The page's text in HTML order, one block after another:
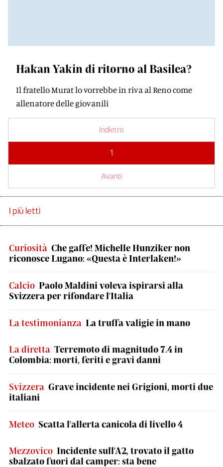
Hakan Yakin di ritorno al Basilea?
Il fratello Murat lo vorrebbe in riva al Reno come
allenatore delle giovanili
Indietro
1
Avanti
I più letti
Curiosità Che gaffe! Michelle Hunziker non
riconosce Lugano: «Questa è Interlaken!»
Calcio Paolo Maldini voleva ispirarsi alla
Svizzera per rifondare l'Italia
La testimonianza La truffa valigie in mano
La diretta Terremoto di magnitudo 7.4 in
Colombia: morti, feriti e gravi danni
Svizzera Grave incidente nei Grigioni, morti due
italiani
Meteo Scatta l'allerta canicola di livello 4
Mezzovico Incidente sull'A2, trovato il gatto
sbalzato fuori dal camper: sta bene